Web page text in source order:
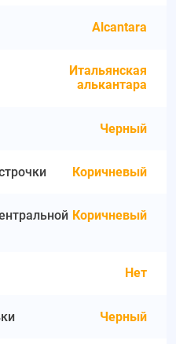
Alcantara
Итальянская
алькантара
Черный
Коричневый
Коричневый
Нет
Черный